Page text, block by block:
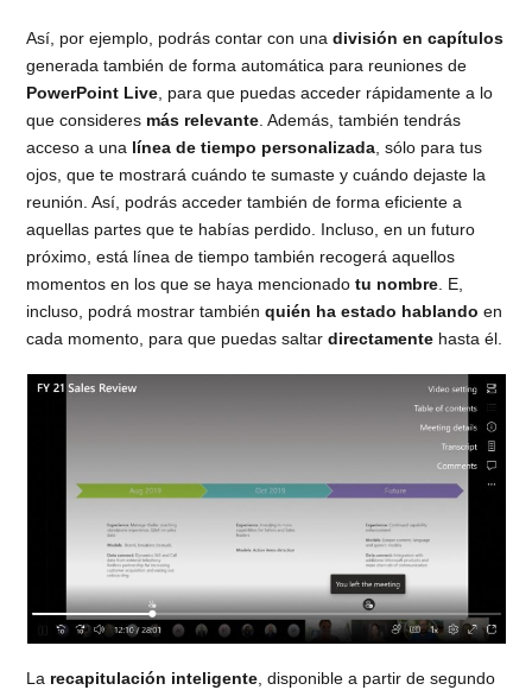
Así, por ejemplo, podrás contar con unadivisión en capítulos
generada también de forma automática para reuniones de
PowerPoint Live , para que puedas acceder rápidamente a lo
que consideres más relevante . Además, también tendrás
acceso a una línea de tiempo personalizada , sólo para tus
ojos, que te mostrará cuándo te sumaste y cuándo dejaste la
reunión. Así, podrás acceder también de forma eficiente a
aquellas partes que te habías perdido. Incluso, en un futuro
próximo, está línea de tiempo también recogerá aquellos
momentos en los que se haya mencionadotu nombre . E,
incluso, podrá mostrar tambiénquién ha estado hablando en
cada momento, para que puedas saltardirectamente hasta él.
La recapitulación inteligente, disponible a partir de segundo